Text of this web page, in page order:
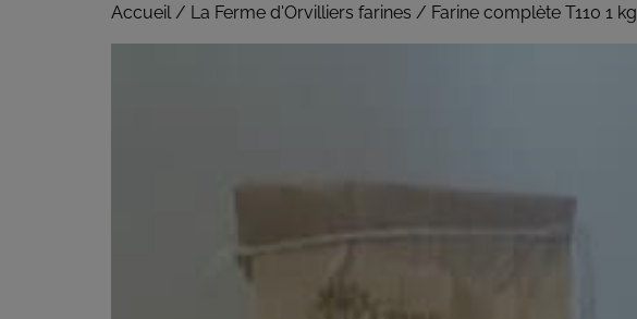
Accueil/ La Ferme d'Orvilliers farines / Farine complète T110 1 kg